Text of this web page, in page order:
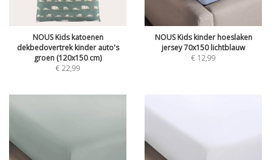
NOUS Kids katoenen
dekbedovertrek kinder auto's
groen (120x150 cm)
€22,99
NOUS Kids kinder hoeslaken
jersey 70x150 lichtblauw
€ 12,99